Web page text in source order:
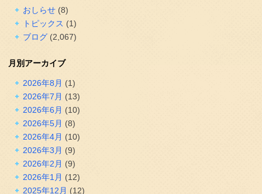
おしらせ(8)
トピックス (1)
ブログ(2,067)
月別アーカイブ
2026年8月 (1)
2026年7月 (13)
2026年6月 (10)
2026年5月 (8)
2026年4月 (10)
2026年3月 (9)
2026年2月 (9)
2026年1月 (12)
2025年12月 (12)